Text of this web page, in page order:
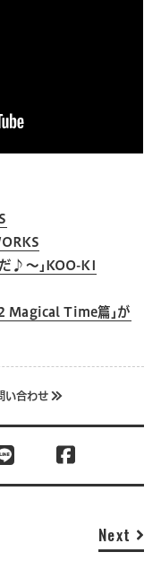
♪〜｣KOO-KI
Magical Time篇｣が
い合わせ
Next